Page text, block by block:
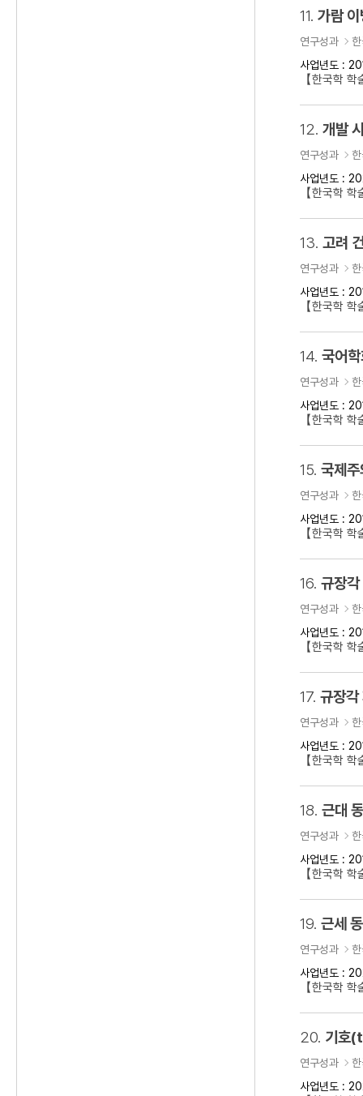
11. 가람
연구성과
사업년도 :
【한국학
12. 개발
연구성과
사업년도 :
【한국학
13. 고려
연구성과
사업년도 :
【한국학
14. 국어
연구성과
사업년도 :
【한국학
15. 국제
연구성과
사업년도 :
【한국학
16. 규장
연구성과
사업년도 :
【한국학
17. 규장
연구성과
사업년도 :
【한국학
18. 근대
연구성과
사업년도 :
【한국학
19. 근세
연구성과
사업년도 :
【한국학
20. 기호
연구성과
사업년도 :